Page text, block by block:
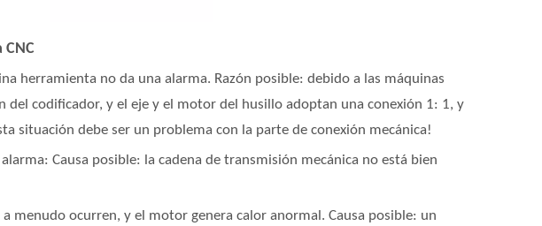
herramienta no da una alarma. Razón posible: debido a las máquinas
codificador, y el eje y el motor del husillo adoptan una conexión 1: 1, y
situación debe ser un problema con la parte de conexión mecánica!
Causa posible: la cadena de transmisión mecánica no está bien
a menudo ocurren, y el motor genera calor anormal. Causa posible: un